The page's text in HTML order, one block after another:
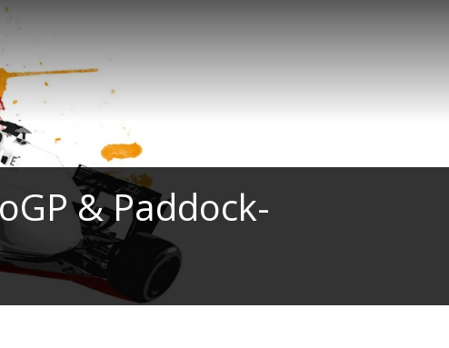
& Paddock-